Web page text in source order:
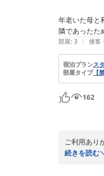
年老いた母と
隣であったた
部屋: 3 | 接客
宿泊プランス
部屋タイプ【
162
ご利用あり
この度は当
続きを読む